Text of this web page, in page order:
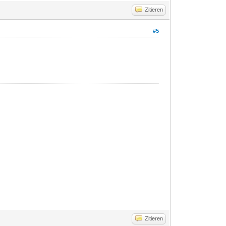
Zitieren
#5
Zitieren